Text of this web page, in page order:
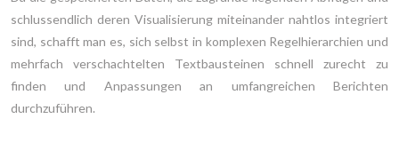
schlussendlich deren Visualisierung miteinander nahtlos integriert
sind, schafft man es, sich selbst in komplexen Regelhierarchien und
mehrfach verschachtelten Textbausteinen schnell zurecht zu
finden und Anpassungen an umfangreichen Berichten
durchzuführen.